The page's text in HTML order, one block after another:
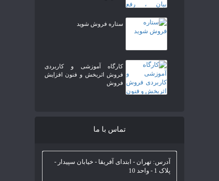
ستاره فروش شوید
کارگاه آموزشی و کاربردی
فروش اثربخش و فنون افزایش
فروش
تماس با ما
آدرس: تهران - ابتدای آفریقا - خیابان سپیدار -
پلاک 1 - واحد 10